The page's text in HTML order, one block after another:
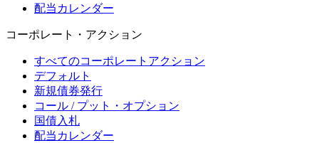
配当カレンダー
コーポレート・アクション
すべてのコーポレートアクション
デフォルト
新規債券発行
コール / プット・オプション
国債入札
配当カレンダー